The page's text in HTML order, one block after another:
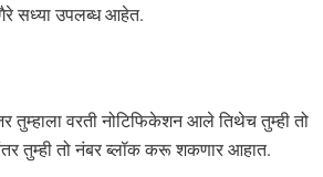
सध्या उपलब्ध आहेत.
वरती नोटिफिकेशन आले तिथेच तुम्ही तो
तुम्ही तो नंबर ब्लॉक करू शकणार आहात.